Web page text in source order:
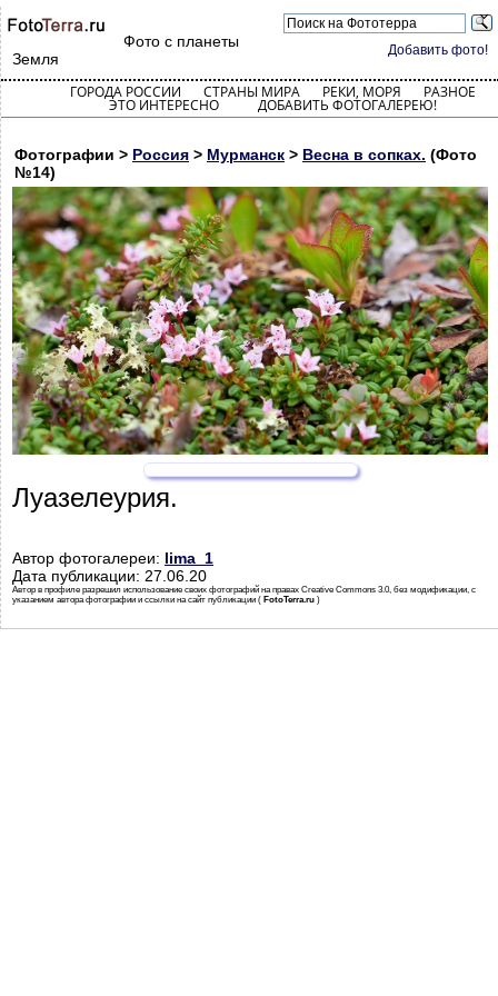
Добавить фото!
Фото с планеты
Земля
ГОРОДА РОССИИ СТРАНЫ МИРА РЕКИ, МОРЯ РАЗНОЕ
ЭТО ИНТЕРЕСНО ДОБАВИТЬ ФОТОГАЛЕРЕЮ!
Фотографии > Россия > Мурманск > Весна в сопках. (Фото
№14)
Луазелеурия.
Автор фотогалереи: lima_1
Дата публикации: 27.06.20
Автор в профиле разрешил использование своих фотографий на правах Creative Commons 3.0, без модификации, с
указанием автора фотографии и ссылки на сайт публикации ( FotoTerra.ru )